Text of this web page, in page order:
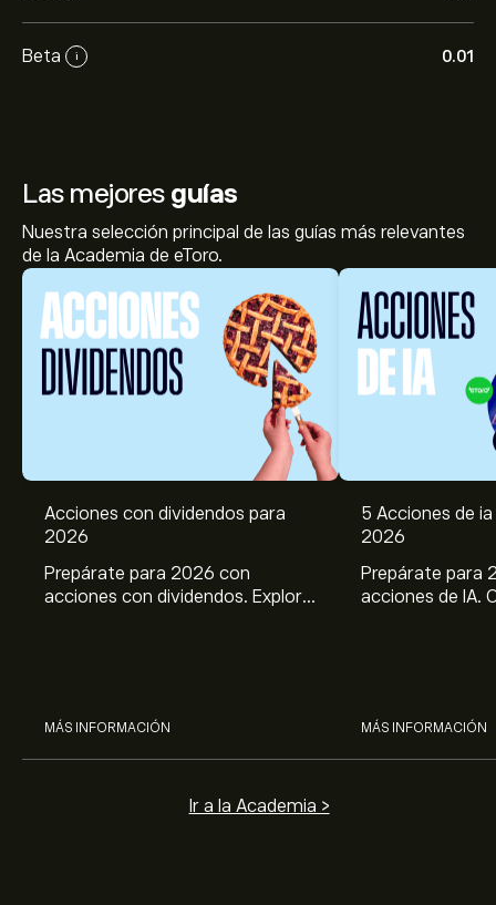
Beta i 0.01
Las mejores guías
Nuestra selección principal de las guías más relevantes
de la Academia de eToro.
Acciones con dividendos para
2026
Prepárate para 2026 con
acciones con dividendos. Explora
MÁS INFORMACIÓN
5 Acciones de
2026
Prepárate para
acciones de IA.
MÁS INFORMACIÓN
Ir a la Academia >